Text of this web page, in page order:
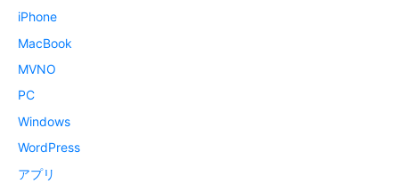
iPhone
MacBook
MVNO
PC
Windows
WordPress
アプリ